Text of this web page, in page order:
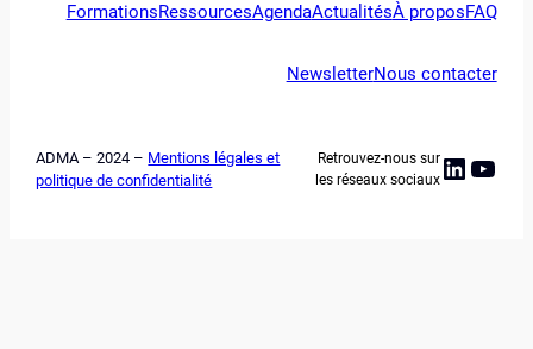
FormationsRessourcesAgendaActualitésÀ proposFAQ
NewsletterNous contacter
ADMA – 2024 – Mentions légales et
politique de confidentialité
Retrouvez-nous sur
les réseaux sociaux